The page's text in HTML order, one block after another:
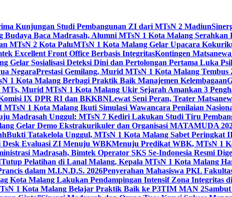
Kunjungan Studi Pembangunan ZI dari MTsN 2 Madiun
Budaya Baca Madrasah, Alumni MTsN 1 Kota Malang Serahkan
MTsN 2 Kota PaluMTsN 1 Kota Malang Gelar Upacara
Excellent Front Office Berbasis IntegritasKontingen
Gelar Sosialisasi Deteksi Dini dan Pertolongan Pertama Luka
NegaraPrestasi Gemilang, Murid MTsN 1 Kota Malang
1 Kota Malang Berbagi Praktik Baik Manajemen Kelembagaan
MTs, Murid MTsN 1 Kota Malang Ukir Sejarah Amankan 3
IX DPR RI dan BKKBNLewat Seni Peran, Teater
1 Kota Malang Ikuti Simulasi Wawancara Penilaian
Madrasah Unggul: MTsN 7 Kediri Lakukan Studi Tiru
Gelar Demo Ekstrakurikuler dan Organisasi MATAMUDA
Bukti Tatakelola Unggul, MTsN 1 Kota Malang Sabet
Desk Evaluasi ZI Menuju WBKMenuju Predikat WBK, MTsN 1
Madrasah, Bimtek Operator SKS Se-Indonesia Resmi
Tutup Pelatihan di Lanal Malang, Kepala MTsN 1 Kota Malang
dalam M.I.N.D.S. 2026Penyerahan Mahasiswa PKL
Kota Malang Lakukan Pendampingan Intensif Zona Integritas
1 Kota Malang Belajar Praktik Baik ke P3TIM MAN 2